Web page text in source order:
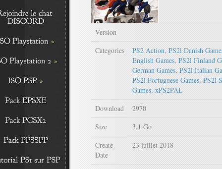
Version
Categories
PS2 Action, PS2l Danish
English Games, PS2l Finland
German Games, PS2l Italian
PS2l Portuguese Games, PS2l
Games, xPS2PAL
Download
2970
Size
3.1 Go
Create
Date
23 juillet 2018